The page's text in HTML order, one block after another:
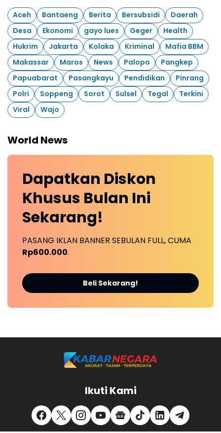
Aceh Bantaeng Berita Bersubsidi
Daerah
Desa
Ekonomi gayo lues Geger
Health
Hukrim
Jakarta Kolaka Kriminal
Mafia BBM
Makassar
Maros News Palopo
Pangkep
Papuabarat
Pasangkayu Pendidikan
Pinrang
Polri
Soppeng Sorot Sulsel Tegal
Terkini
Viral
Wajo
World News
Dapatkan Diskon
Khusus Bulan Ini
Sekarang!
PASANG IKLAN BANNER SEBULAN FULL, CUMA
Rp600.000.
Beli Sekarang!
Ikuti Kami